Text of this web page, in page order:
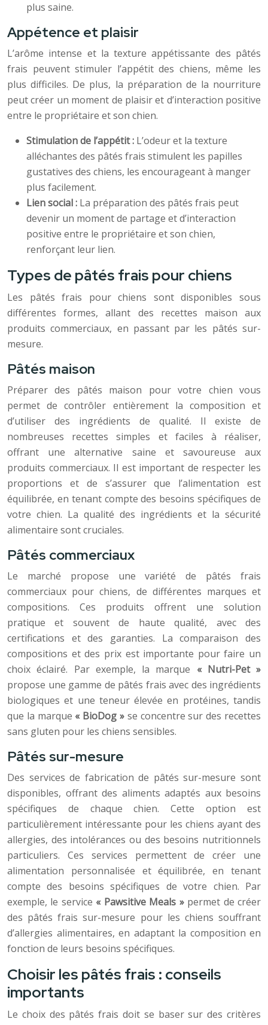
plus saine.
Appétence et plaisir
L’arôme intense et la texture appétissante des pâtés
frais peuvent stimuler l’appétit des chiens, même les
plus difficiles. De plus, la préparation de la nourriture
peut créer un moment de plaisir et d’interaction positive
entre le propriétaire et son chien.
Stimulation de l’appétit : L’odeur et la texture
alléchantes des pâtés frais stimulent les papilles
gustatives des chiens, les encourageant à manger
plus facilement.
Lien social : La préparation des pâtés frais peut
devenir un moment de partage et d’interaction
positive entre le propriétaire et son chien,
renforçant leur lien.
Types de pâtés frais pour chiens
Les pâtés frais pour chiens sont disponibles sous
différentes formes, allant des recettes maison aux
produits commerciaux, en passant par les pâtés sur-
mesure.
Pâtés maison
Préparer des pâtés maison pour votre chien vous
permet de contrôler entièrement la composition et
d’utiliser des ingrédients de qualité. Il existe de
nombreuses recettes simples et faciles à réaliser,
offrant une alternative saine et savoureuse aux
produits commerciaux. Il est important de respecter les
proportions et de s’assurer que l’alimentation est
équilibrée, en tenant compte des besoins spécifiques de
votre chien. La qualité des ingrédients et la sécurité
alimentaire sont cruciales.
Pâtés commerciaux
Le marché propose une variété de pâtés frais
commerciaux pour chiens, de différentes marques et
compositions. Ces produits offrent une solution
pratique et souvent de haute qualité, avec des
certifications et des garanties. La comparaison des
compositions et des prix est importante pour faire un
choix éclairé. Par exemple, la marque « Nutri-Pet »
propose une gamme de pâtés frais avec des ingrédients
biologiques et une teneur élevée en protéines, tandis
que la marque « BioDog » se concentre sur des recettes
sans gluten pour les chiens sensibles.
Pâtés sur-mesure
Des services de fabrication de pâtés sur-mesure sont
disponibles, offrant des aliments adaptés aux besoins
spécifiques de chaque chien. Cette option est
particulièrement intéressante pour les chiens ayant des
allergies, des intolérances ou des besoins nutritionnels
particuliers. Ces services permettent de créer une
alimentation personnalisée et équilibrée, en tenant
compte des besoins spécifiques de votre chien. Par
exemple, le service « Pawsitive Meals » permet de créer
des pâtés frais sur-mesure pour les chiens souffrant
d’allergies alimentaires, en adaptant la composition en
fonction de leurs besoins spécifiques.
Choisir les pâtés frais : conseils
importants
Le choix des pâtés frais doit se baser sur des critères